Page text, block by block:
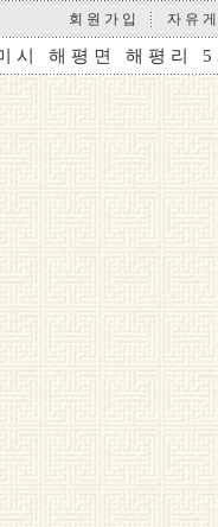
회 원 가 입 자 유
시 해 평 면 해 평